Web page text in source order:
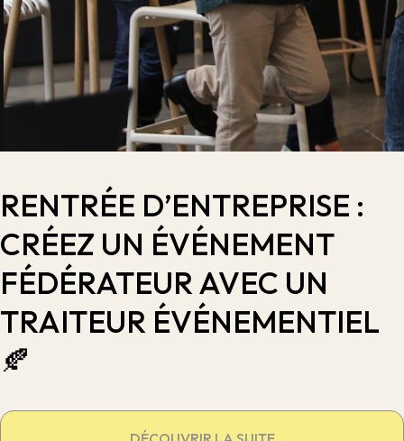
RENTRÉE D’ENTREPRISE :
CRÉEZ UN ÉVÉNEMENT
FÉDÉRATEUR AVEC UN
TRAITEUR ÉVÉNEMENTIEL
🍂